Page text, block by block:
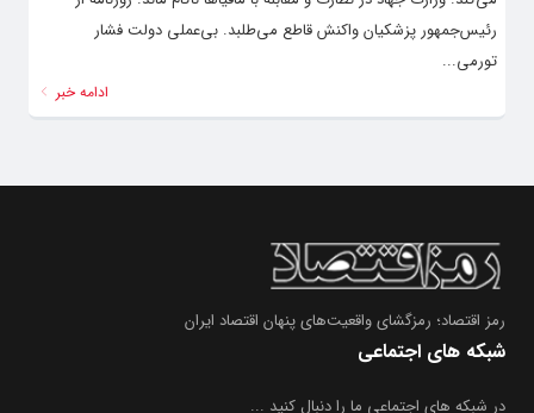
رئیس‌جمهور پزشکیان واکنش قاطع می‌طلبد. بی‌عملی دولت فشار
تورمی...
ادامه خبر
رمز اقتصاد؛ رمزگشای واقعیت‌های پنهان اقتصاد ایران
شبکه های اجتماعی
در شبکه های اجتماعی ما را دنبال کنید ...